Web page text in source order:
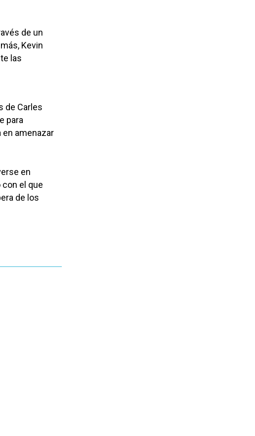
de un
Kevin
las
de Carles
para
en amenazar
en
el que
de los